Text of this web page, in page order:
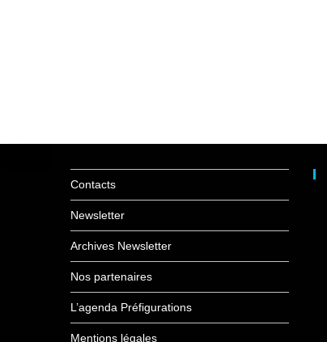
Contacts
Newsletter
Archives Newsletter
Nos partenaires
L’agenda Préfigurations
Mentions légales